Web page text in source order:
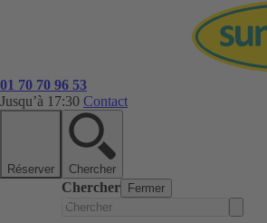
01 70 70 96 53
Jusqu’à 17:30 Contact
Réserver Chercher
Chercher Fermer